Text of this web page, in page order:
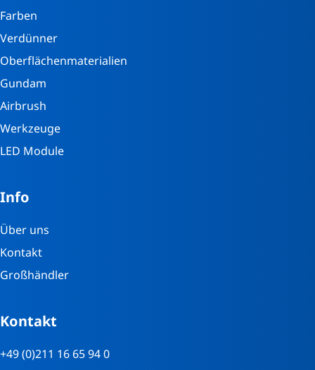
Farben
Verdünner
Oberflächenmaterialien
Gundam
Airbrush
Werkzeuge
LED Module
Info
Über uns
Kontakt
Großhändler
Kontakt
+49 (0)211 16 65 94 0